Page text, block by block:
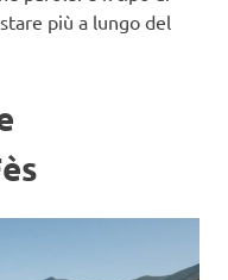
più a lungo del